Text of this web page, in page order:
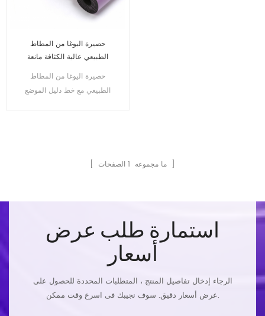
حصيرة اليوغا من المطاط
الطبيعي عالية الكثافة مانعة
حصيرة اليوغا من المطاط
الطبيعي مع خط دليل الموضع
[ ما مجموعه 1 الصفحات ]
استمارة طلب عرض
أسعار
الرجاء إدخال تفاصيل المنتج ، المتطلبات المحددة للحصول على
عرض أسعار دقيق. سوف نجيبك فى اسرع وقت ممكن.